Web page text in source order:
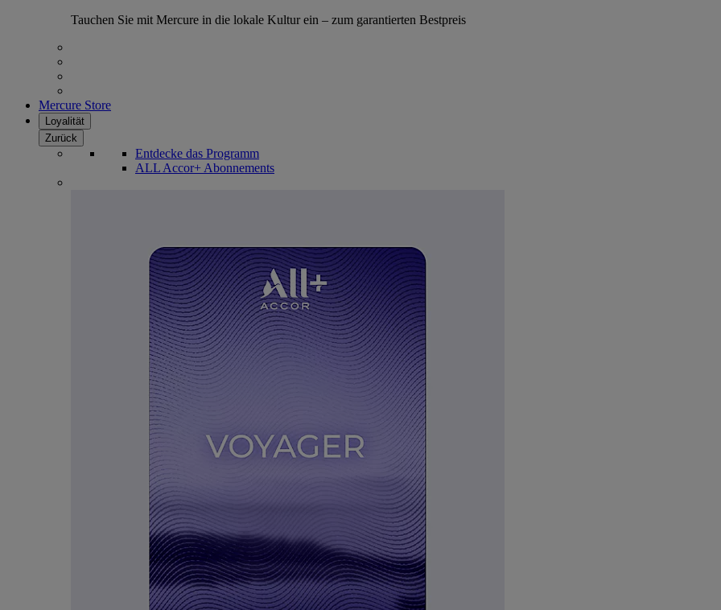
Tauchen Sie mit Mercure in die lokale Kultur ein – zum garantierten Bestpreis
Mercure Store
Loyalität
Zurück
Entdecke das Programm
ALL Accor+ Abonnements